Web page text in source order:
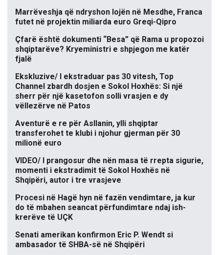
Marrëveshja që ndryshon lojën në Mesdhe, Franca
futet në projektin miliarda euro Greqi-Qipro
Çfarë është dokumenti “Besa” që Rama u propozoi
shqiptarëve? Kryeministri e shpjegon me katër
fjalë
Ekskluzive/ I ekstraduar pas 30 vitesh, Top
Channel zbardh dosjen e Sokol Hoxhës: Si një
sherr për një kasetofon solli vrasjen e dy
vëllezërve në Patos
Aventurë e re për Asllanin, ylli shqiptar
transferohet te klubi i njohur gjerman për 30
milionë euro
VIDEO/ I prangosur dhe nën masa të rrepta sigurie,
momenti i ekstradimit të Sokol Hoxhës në
Shqipëri, autor i tre vrasjeve
Procesi në Hagë hyn në fazën vendimtare, ja kur
do të mbahen seancat përfundimtare ndaj ish-
krerëve të UÇK
Senati amerikan konfirmon Eric P. Wendt si
ambasador të SHBA-së në Shqipëri